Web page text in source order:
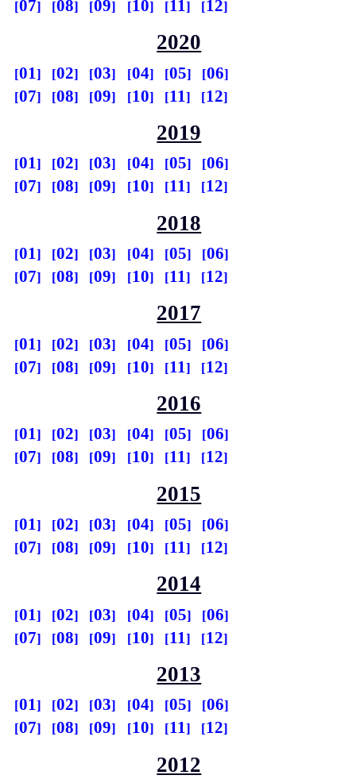
07 08 09 10 11 12
2020
01 02 03 04 05
06
07
08 09 10 11 12
2019
01 02 03 04 05
06
07
08 09 10 11 12
2018
01 02 03 04 05
06
07
08 09 10 11 12
2017
01 02 03 04 05
06
07
08 09 10 11 12
2016
01 02 03 04 05
06
07
08 09 10 11 12
2015
01 02 03 04 05
06
07
08 09 10 11 12
2014
01 02 03 04 05
06
07
08 09 10 11 12
2013
01 02 03 04 05
06
07
08 09 10 11 12
2012